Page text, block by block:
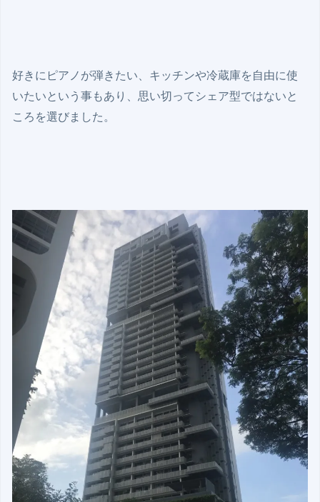
好きにピアノが弾きたい、キッチンや冷蔵庫を自由に使
いたいという事もあり、思い切ってシェア型ではないと
ころを選びました。